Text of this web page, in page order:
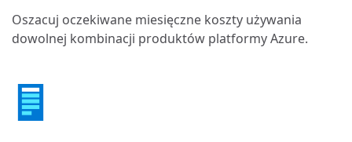
Oszacuj oczekiwane miesięczne koszty używania
dowolnej kombinacji produktów platformy Azure.